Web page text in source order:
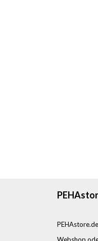
Webshop